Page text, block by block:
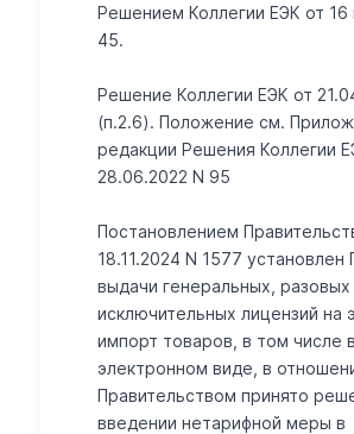
Решением Коллегии ЕЭК от 16
45.
Решение Коллегии ЕЭК от
(п.2.6). Положение см.
редакции Решения Коллегии
28.06.2022 N 95
Постановлением
18.11.2024 N 1577 установлен
выдачи генеральных, разовых
исключительных лицензий на
импорт товаров, в том числе в
электронном виде, в
Правительством принято
введении нетарифной меры в